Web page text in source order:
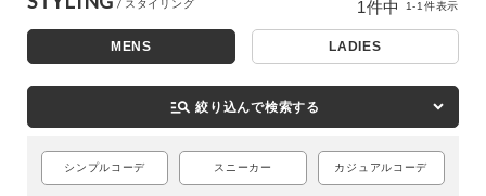
キーワード
MENS LADIES
manage_search 絞り込んで検索する
シンプルコーデ スニーカー カジュアルコーデ
1件中 1-1件表示